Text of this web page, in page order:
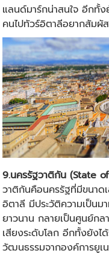
แลนด์มาร์กน่าสนใจ อีกทั้
คนไปทัวร์อิตาลีอยากสัมผั
9.นครรัฐวาติกัน (State
วาติกันคือนครรัฐที่มีขนาด
อิตาลี มีประวัติความเป็นม
ยาวนาน กลายเป็นศูนย์กล
เสียงระดับโลก อีกทั้งยังไ
วัฒนธรรมจากองค์การยูเ